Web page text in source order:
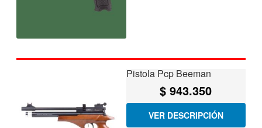
Pistola Pcp Beeman
$ 943.350
VER DESCRIPCIÓN